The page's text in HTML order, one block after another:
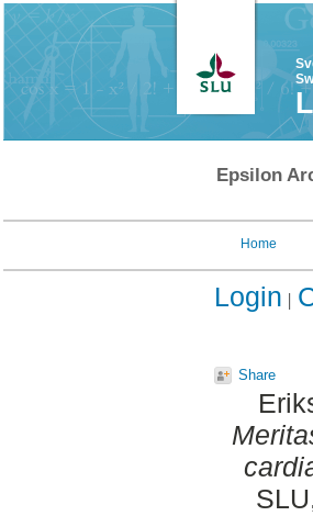
Epsilon
Home
Login
Share